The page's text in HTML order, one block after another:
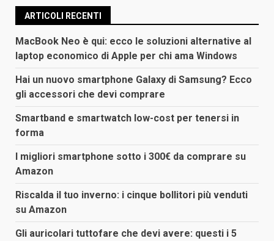
ARTICOLI RECENTI
MacBook Neo è qui: ecco le soluzioni alternative al
laptop economico di Apple per chi ama Windows
Hai un nuovo smartphone Galaxy di Samsung? Ecco
gli accessori che devi comprare
Smartband e smartwatch low-cost per tenersi in
forma
I migliori smartphone sotto i 300€ da comprare su
Amazon
Riscalda il tuo inverno: i cinque bollitori più venduti
su Amazon
Gli auricolari tuttofare che devi avere: questi i 5